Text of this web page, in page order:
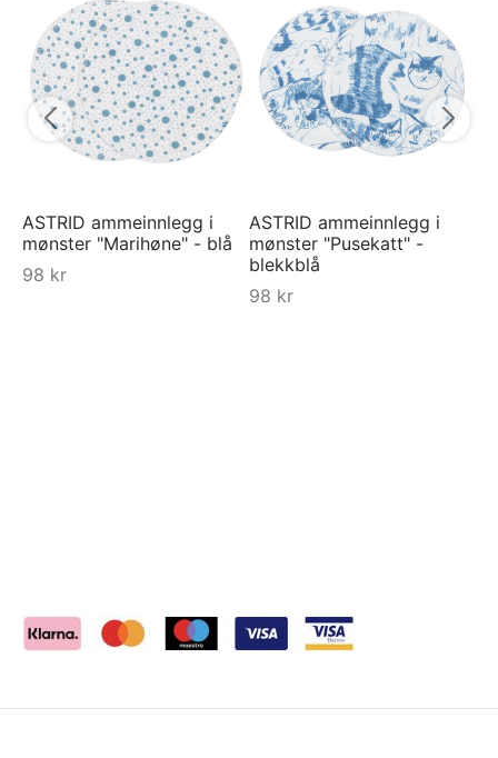
ASTRID ammeinnlegg i
mønster "Marihøne" - blå
98 kr
ASTRID ammeinnlegg i
mønster "Pusekatt" -
blekkblå
98 kr